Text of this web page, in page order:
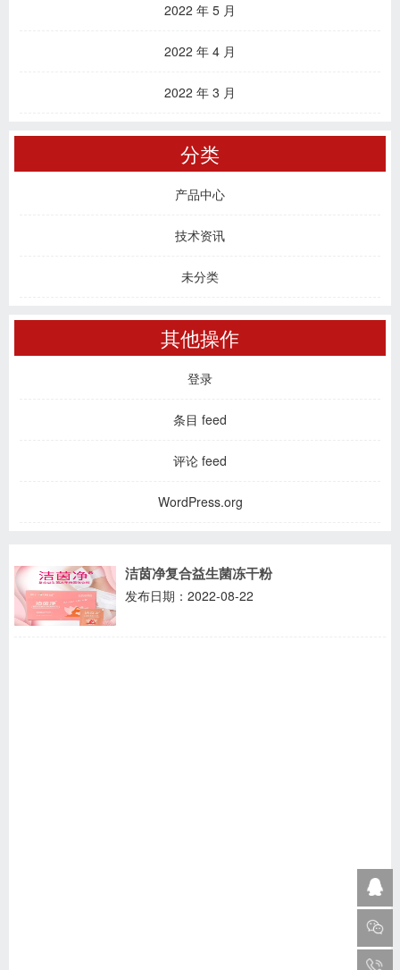
2022 年 5 月
2022 年 4 月
2022 年 3 月
分类
产品中心
技术资讯
未分类
其他操作
登录
条目 feed
评论 feed
WordPress.org
洁茵净复合益生菌冻干粉
发布日期：2022-08-22